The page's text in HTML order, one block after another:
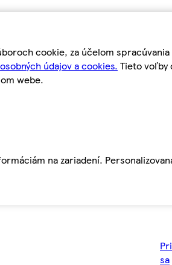
cookie, za účelom spracúvania
údajov a cookies. Tieto voľby
webe.
na zariadení.
sa